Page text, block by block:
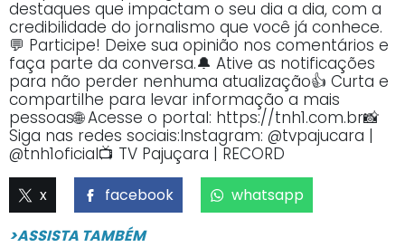
destaques que impactam o seu dia a dia, com a
credibilidade do jornalismo que você já conhece.
💬 Participe! Deixe sua opinião nos comentários e
faça parte da conversa.🔔 Ative as notificações
para não perder nenhuma atualização👍 Curta e
compartilhe para levar informação a mais
pessoas🌐 Acesse o portal: https://tnh1.com.br📸
Siga nas redes sociais:Instagram: @tvpajucara |
@tnh1oficial📺 TV Pajuçara | RECORD
x facebook
whatsapp
>ASSISTA TAMBÉM